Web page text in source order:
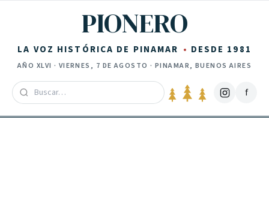
PIONERO
LA VOZ HISTÓRICA DE PINAMAR DESDE 1981
AÑO XLVI · VIERNES, 7 DE AGOSTO · PINAMAR, BUENOS AIRES
f